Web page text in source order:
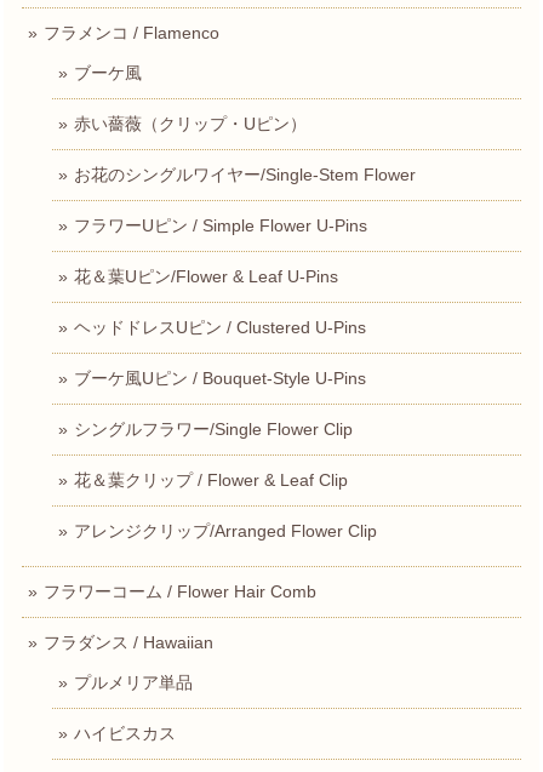
フラメンコ / Flamenco
ブーケ風
赤い薔薇（クリップ・Uピン）
お花のシングルワイヤー/Single-Stem Flower
フラワーUピン / Simple Flower U-Pins
花＆葉Uピン/Flower & Leaf U-Pins
ヘッドドレスUピン / Clustered U-Pins
ブーケ風Uピン / Bouquet-Style U-Pins
シングルフラワー/Single Flower Clip
花＆葉クリップ / Flower & Leaf Clip
アレンジクリップ/Arranged Flower Clip
フラワーコーム / Flower Hair Comb
フラダンス / Hawaiian
プルメリア単品
ハイビスカス